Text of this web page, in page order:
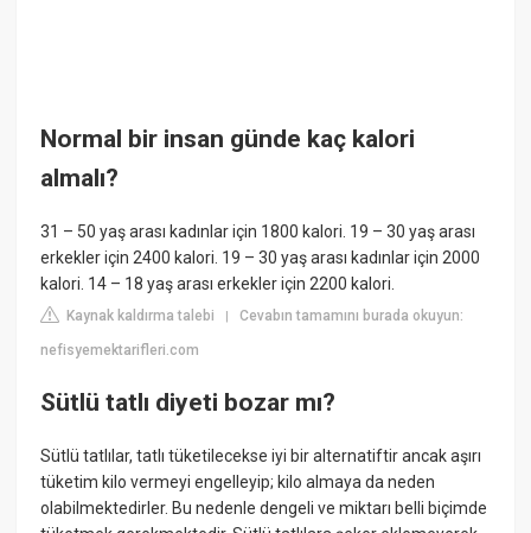
Normal bir insan günde kaç kalori
almalı?
31 – 50 yaş arası kadınlar için 1800 kalori. 19 – 30 yaş arası
erkekler için 2400 kalori. 19 – 30 yaş arası kadınlar için 2000
kalori. 14 – 18 yaş arası erkekler için 2200 kalori.
Kaynak kaldırma talebi |Cevabın tamamını burada okuyun:
nefisyemektarifleri.com
Sütlü tatlı diyeti bozar mı?
Sütlü tatlılar, tatlı tüketilecekse iyi bir alternatiftir ancak aşırı
tüketim kilo vermeyi engelleyip; kilo almaya da neden
olabilmektedirler. Bu nedenle dengeli ve miktarı belli biçimde